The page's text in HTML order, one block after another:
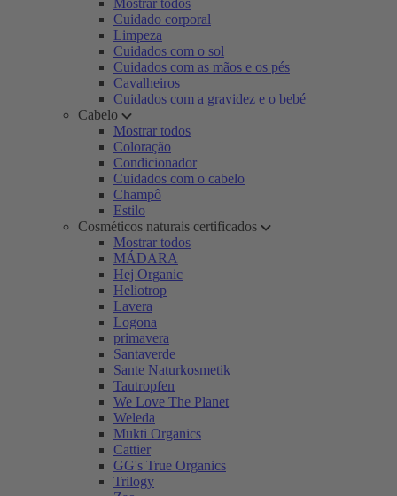
Mostrar todos
Cuidado corporal
Limpeza
Cuidados com o sol
Cuidados com as mãos e os pés
Cavalheiros
Cuidados com a gravidez e o bebé
Cabelo
Mostrar todos
Coloração
Condicionador
Cuidados com o cabelo
Champô
Estilo
Cosméticos naturais certificados
Mostrar todos
MÁDARA
Hej Organic
Heliotrop
Lavera
Logona
primavera
Santaverde
Sante Naturkosmetik
Tautropfen
We Love The Planet
Weleda
Mukti Organics
Cattier
GG's True Organics
Trilogy